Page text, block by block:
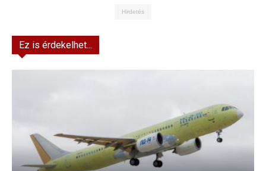
Hirdetés
Ez is érdekelhet...